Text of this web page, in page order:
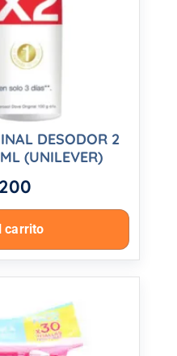
DESODOR 2
(UNILEVER)
carrito